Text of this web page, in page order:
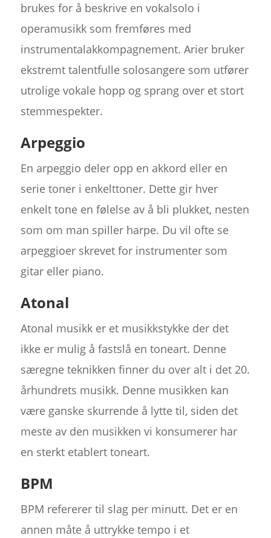
brukes for å beskrive en vokalsolo i
operamusikk som fremføres med
instrumentalakkompagnement. Arier bruker
ekstremt talentfulle solosangere som utfører
utrolige vokale hopp og sprang over et stort
stemmespekter.
Arpeggio
En arpeggio deler opp en akkord eller en
serie toner i enkelttoner. Dette gir hver
enkelt tone en følelse av å bli plukket, nesten
som om man spiller harpe. Du vil ofte se
arpeggioer skrevet for instrumenter som
gitar eller piano.
Atonal
Atonal musikk er et musikkstykke der det
ikke er mulig å fastslå en toneart. Denne
særegne teknikken finner du over alt i det 20.
århundrets musikk. Denne musikken kan
være ganske skurrende å lytte til, siden det
meste av den musikken vi konsumerer har
en sterkt etablert toneart.
BPM
BPM refererer til slag per minutt. Det er en
annen måte å uttrykke tempo i et